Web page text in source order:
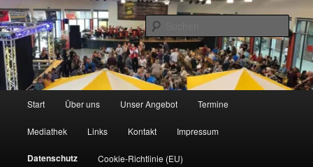
Zum
primären
Inhalt
springen1. Original Wallenröder Dicke Backe
Kapell'
www.owdbk.de
Start Über uns Unser Angebot Termine
Mediathek Links Kontakt Impressum
Datenschutz Cookie-Richtlinie (EU)